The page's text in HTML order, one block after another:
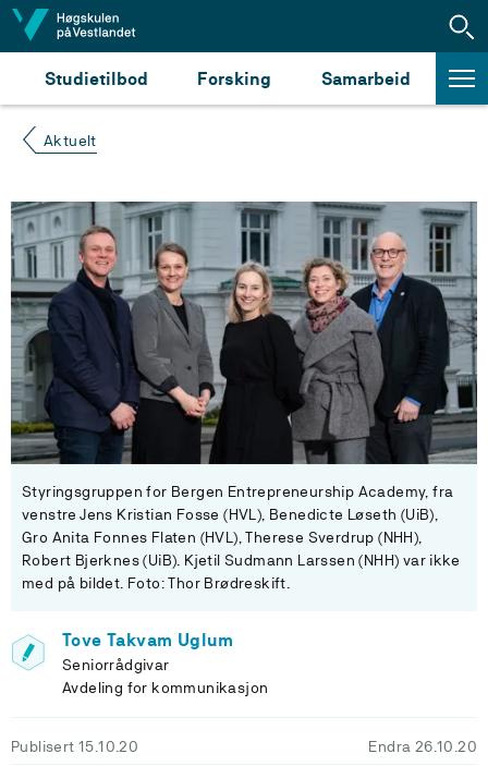
Hopp til innhald
Studietilbod Forsking Samarbeid
Aktuelt
Styringsgruppen for Bergen Entrepreneurship Academy, fra
venstre Jens Kristian Fosse (HVL), Benedicte Løseth (UiB),
Gro Anita Fonnes Flaten (HVL), Therese Sverdrup (NHH),
Robert Bjerknes (UiB). Kjetil Sudmann Larssen (NHH) var ikke
med på bildet. Foto: Thor Brødreskift.
Tove Takvam Uglum
Seniorrådgivar
Avdeling for kommunikasjon
Publisert 15.10.20 Endra 26.10.20